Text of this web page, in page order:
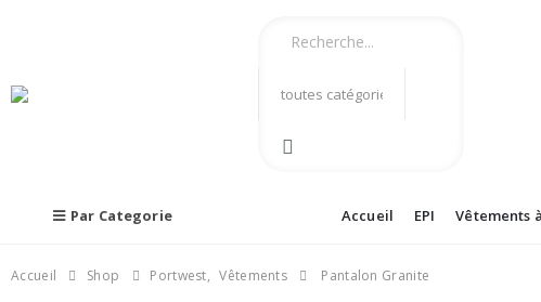
Par Categorie Accueil EPI Vêtements
Accueil Shop Portwest, Vêtements Pantalon Granite